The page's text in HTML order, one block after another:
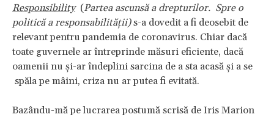
Responsibility(Partea ascunsă a drepturilor. Spre o
politică a responsabilității)s-a dovedit a fi deosebit de
relevant pentru pandemia de coronavirus. Chiar dacă
toate guvernele ar întreprinde măsuri eficiente, dacă
oamenii nu și-ar îndeplini sarcina de a sta acasă și a se
spăla pe mâini, criza nu ar putea fi evitată.
Bazându-mă pe lucrarea postumă scrisă de Iris Marion